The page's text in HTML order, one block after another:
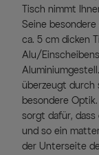
Tisch nimmt
Seine
ca. 5 cm dicken
Alu/
überzeugt durch
besondere
sorgt dafür,
und so ein
der Unterseite